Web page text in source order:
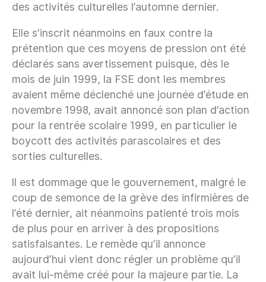
des activités culturelles l’automne dernier.
Elle s’inscrit néanmoins en faux contre la
prétention que ces moyens de pression ont été
déclarés sans avertissement puisque, dès le
mois de juin 1999, la FSE dont les membres
avaient même déclenché une journée d’étude en
novembre 1998, avait annoncé son plan d’action
pour la rentrée scolaire 1999, en particulier le
boycott des activités parascolaires et des
sorties culturelles.
Il est dommage que le gouvernement, malgré le
coup de semonce de la grève des infirmières de
l’été dernier, ait néanmoins patienté trois mois
de plus pour en arriver à des propositions
satisfaisantes. Le remède qu’il annonce
aujourd’hui vient donc régler un problème qu’il
avait lui-même créé pour la majeure partie. La